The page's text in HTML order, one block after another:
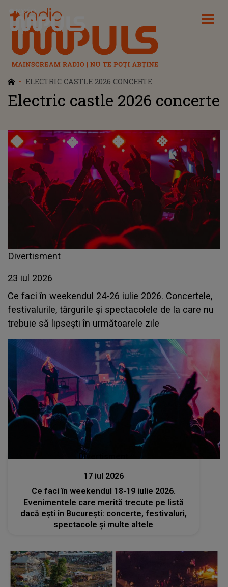
Radio Impuls
ELECTRIC CASTLE 2026 CONCERTE
Electric castle 2026 concerte
Divertisment
23 iul 2026
Ce faci în weekendul 24-26 iulie 2026. Concertele,
festivalurile, târgurile și spectacolele de la care nu
trebuie să lipsești în următoarele zile
Divertisment
17 iul 2026
Ce faci în weekendul 18-19 iulie 2026.
Evenimentele care merită trecute pe listă
dacă ești în București: concerte, festivaluri,
spectacole și multe altele